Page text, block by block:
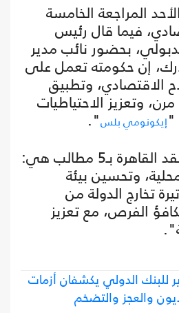
المراجعة الخامسة
فيما قال رئيس
بحضور نائب مدير
إن حكومته تعمل على
الاقتصادي، وتطبيق
وتعزيز الاحتياطيات
"إيكونومي بلس".
ويطالب صندوق النقد القاهرة بـ5 مطالب هي:
وتحسين بيئة
تخارج الدولة من
الفرص، مع تعزيز
للبنك الدولي يكشفان أزمات
والعجز والتضخم